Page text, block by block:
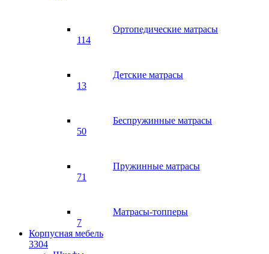
Ортопедические матрасы
114
Детские матрасы
13
Беспружинные матрасы
50
Пружинные матрасы
71
Матрасы-топперы
7
Корпусная мебель
3304